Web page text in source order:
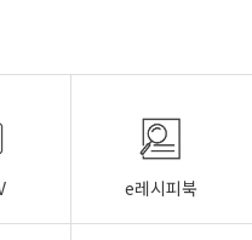
e레시피북